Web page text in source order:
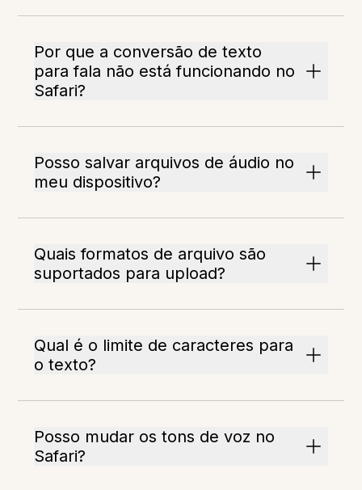
Por que a conversão de texto
para fala não está funcionando no
Safari?
Posso salvar arquivos de áudio no
meu dispositivo?
Quais formatos de arquivo são
suportados para upload?
Qual é o limite de caracteres para
o texto?
Posso mudar os tons de voz no
Safari?